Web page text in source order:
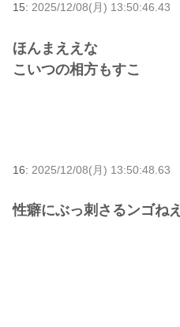
15: 2025/12/08(月) 13:50:46.43
ほんまええな
こいつの相方もすこ
16: 2025/12/08(月) 13:50:48.63
性癖にぶっ刺さるンゴねえ